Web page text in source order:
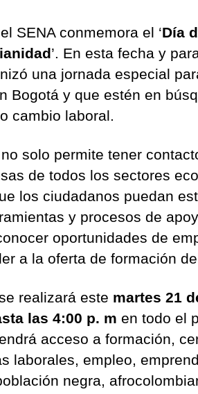
SENA conmemora el ‘Día
’. En esta fecha y
una jornada especial
Bogotá y que estén en
cambio laboral.
solo permite tener
de todos los sectores
los ciudadanos puedan
y procesos de
oportunidades de
a la oferta de formación
realizará este martes 21
las 4:00 p. m en todo el
acceso a formación,
laborales, empleo,
negra,